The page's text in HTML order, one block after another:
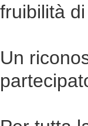
fruibilità
Un